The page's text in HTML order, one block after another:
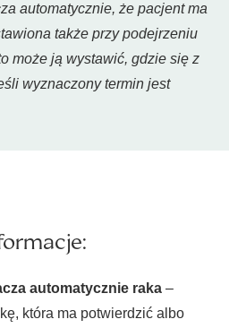
automatycznie, że pacjent ma
także przy podejrzeniu
może ją wystawić, gdzie się z
wyznaczony termin jest
automatycznie raka –
która ma potwierdzić albo